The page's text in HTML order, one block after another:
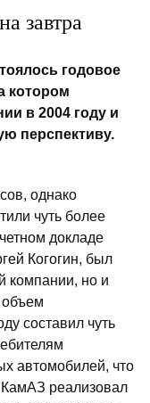
завтра
годовое
котором
в 2004 году и
перспективу.
однако
чуть более
докладе
Когогин, был
компании, но и
составил чуть
автомобилей, что
КамАЗ реализовал